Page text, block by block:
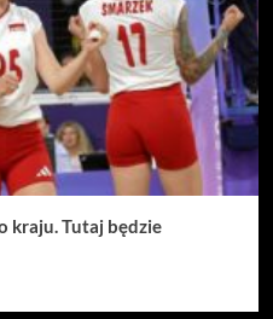
kraju. Tutaj będzie